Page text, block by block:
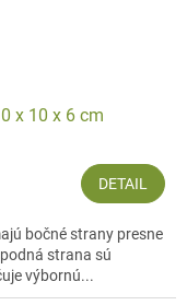
x 10 x 6 cm
DETAIL
bočné strany presne
strana sú
výbornú...